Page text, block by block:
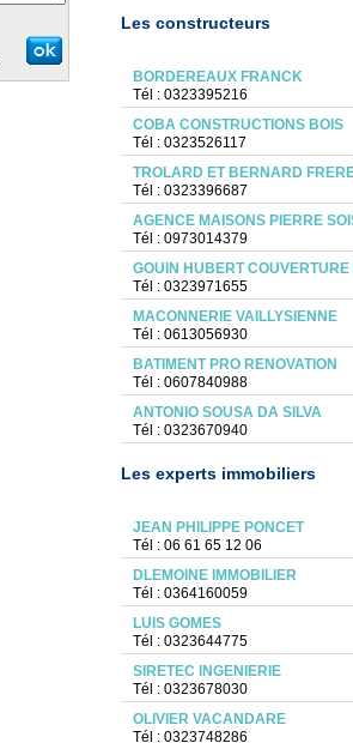
Les constructeurs
BORDEREAUX FRANCK
Tél : 0323395216
COBA CONSTRUCTIONS BOIS
Tél : 0323526117
TROLARD ET BERNARD
Tél : 0323396687
AGENCE MAISONS PIERRE
Tél : 0973014379
GOUIN HUBERT
Tél : 0323971655
MACONNERIE VAILLYSIENNE
Tél : 0613056930
BATIMENT PRO RENOVATION
Tél : 0607840988
ANTONIO SOUSA DA SILVA
Tél : 0323670940
Les experts immobiliers
JEAN PHILIPPE PONCET
Tél : 06 61 65 12 06
DLEMOINE IMMOBILIER
Tél : 0364160059
LUIS GOMES
Tél : 0323644775
SIRETEC INGENIERIE
Tél : 0323678030
OLIVIER VACANDARE
Tél : 0323748286